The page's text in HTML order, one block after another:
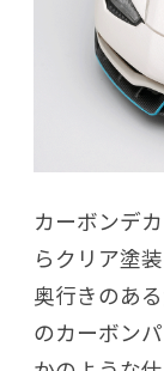
カーボンデ
らクリア塗
奥行きのあ
のカーボン